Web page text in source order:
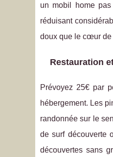
un mobil home
réduisant
doux que le cœur de
Restauration
Prévoyez 25€ par
hébergement. Les
randonnée sur le
de surf découverte
découvertes sans